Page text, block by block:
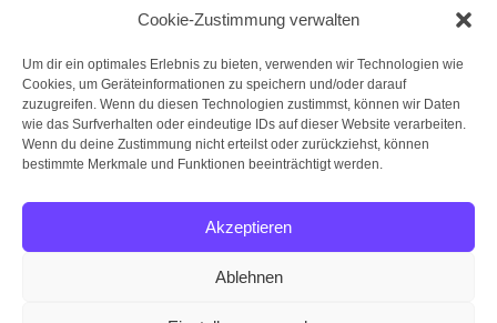
Cookie-Zustimmung verwalten
Um dir ein optimales Erlebnis zu bieten, verwenden wir Technologien wie
Cookies, um Geräteinformationen zu speichern und/oder darauf
zuzugreifen. Wenn du diesen Technologien zustimmst, können wir Daten
wie das Surfverhalten oder eindeutige IDs auf dieser Website verarbeiten.
Wenn du deine Zustimmung nicht erteilst oder zurückziehst, können
bestimmte Merkmale und Funktionen beeinträchtigt werden.
Akzeptieren
Ablehnen
OFFICE BERLIN
10439 Berlin
LAGER BERLIN
Robert-W.-Kempner-Straße 6
14167 Berlin